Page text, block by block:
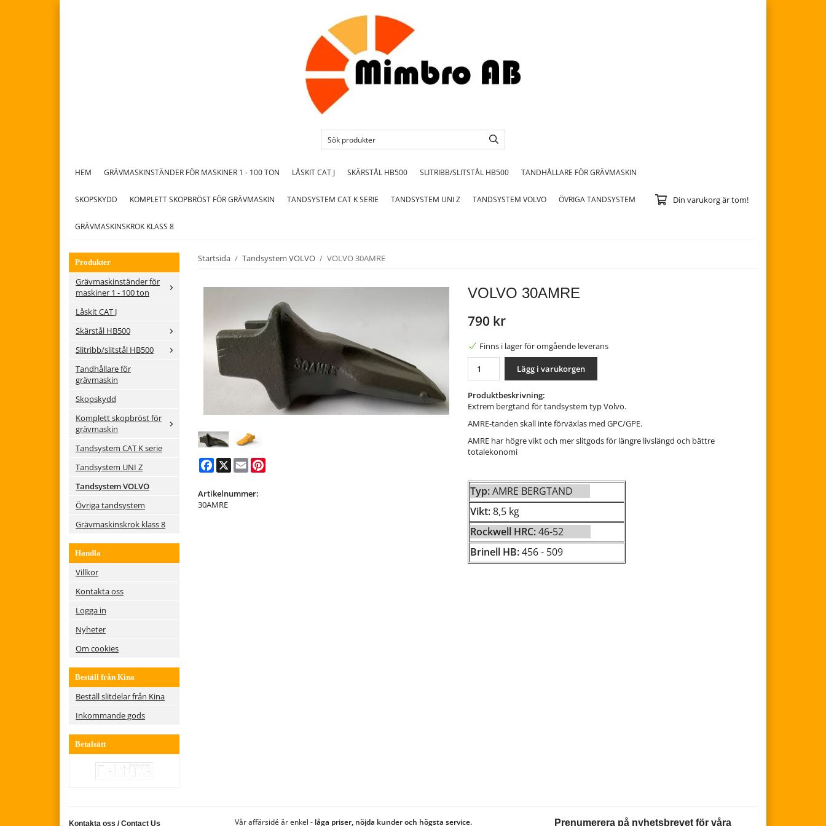
HEM GRÄVMASKINSTÄNDER FÖR MASKINER 1 - 100 TON LÅSKIT CAT J SKÄRSTÅL HB500 SLITRIBB/SLITSTÅL HB500 TANDHÅLLARE FÖR GRÄVMASKIN
SKOPSKYDD KOMPLETT SKOPBRÖST FÖR GRÄVMASKIN TANDSYSTEM CAT K SERIE TANDSYSTEM UNI Z TANDSYSTEM VOLVO ÖVRIGA TANDSYSTEM
GRÄVMASKINSKROK KLASS 8
Din varukorg är tom!
Produkter
Grävmaskinständer för
maskiner 1 - 100 ton
Låskit CAT J
Skärstål HB500
Slitribb/slitstål HB500
Tandhållare för
grävmaskin
Skopskydd
Komplett skopbröst för
grävmaskin
Tandsystem CAT K serie
Tandsystem UNI Z
Tandsystem VOLVO
Övriga tandsystem
Grävmaskinskrok klass 8
Handla
Villkor
Kontakta oss
Logga in
Nyheter
Om cookies
Beställ från Kina
Beställ slitdelar från Kina
Inkommande gods
Betalsätt
Startsida / Tandsystem VOLVO / VOLVO 30AMRE
VOLVO 30AMRE
790 kr
Finns i lager för omgående leverans
Lägg i varukorgen
Produktbeskrivning:
Extrem bergtand för tandsystem typ Volvo.
AMRE-tanden skall inte förväxlas med GPC/GPE.
AMRE har högre vikt och mer slitgods för längre livslängd och bättre
totalekonomi
Typ:AMRE BERGTAND
Vikt:8,5 kg
Rockwell HRC:46-52
Brinell HB:456 - 509
Facebook
X Email
Artikelnummer:
30AMRE
Kontakta oss /Contact Us Vår affärsidé är enkel - låga priser, nöjda kunder och högsta service. Prenumerera på nyhetsbrevet för våra